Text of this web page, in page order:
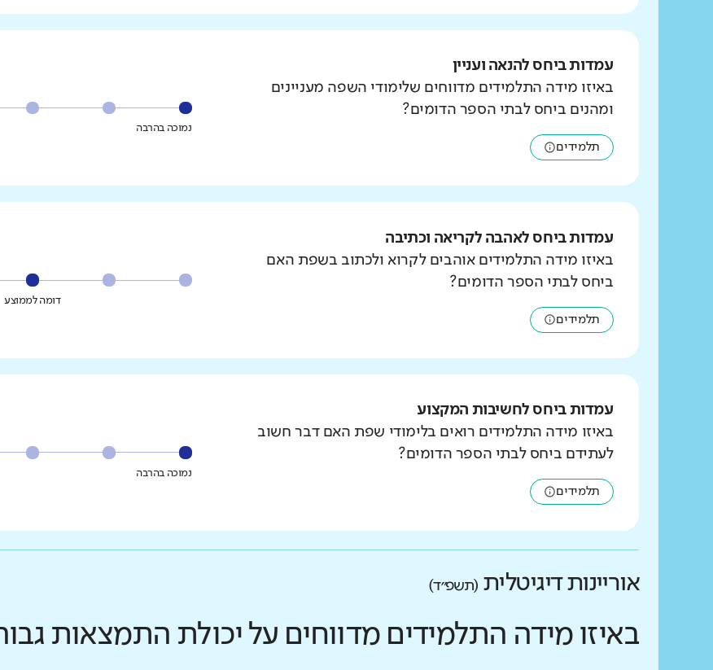
עמדות ביחס להנאה ועניין
באיזו מידה התלמידים מדווחים שלימודי השפה מעניינים
ומהנים ביחס לבתי הספר הדומים?
תלמידים
נמוכה בהרבה
עמדות ביחס לאהבה לקריאה וכתיבה
באיזו מידה התלמידים אוהבים לקרוא ולכתוב בשפת האם
ביחס לבתי הספר הדומים?
תלמידים
דומה לממוצע
עמדות ביחס לחשיבות המקצוע
באיזו מידה התלמידים רואים בלימודי שפת האם דבר חשוב
לעתידם ביחס לבתי הספר הדומים?
תלמידים
נמוכה בהרבה
אוריינות דיגיטלית (תשפ״ד)
באיזו מידה התלמידים מדווחים על יכולת התמצאות